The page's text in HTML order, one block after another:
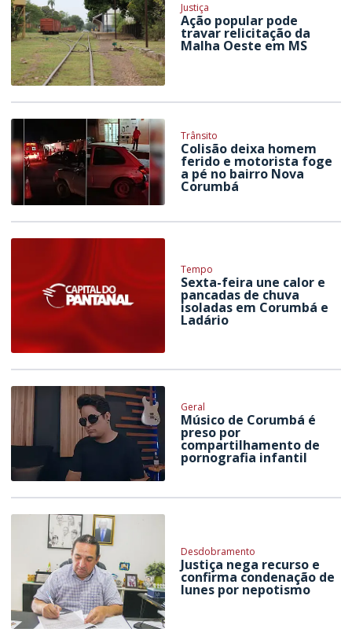
Justiça
Ação popular pode
travar relicitação da
Malha Oeste em MS
Trânsito
Colisão deixa homem
ferido e motorista foge
a pé no bairro Nova
Corumbá
Tempo
Sexta-feira une calor e
pancadas de chuva
isoladas em Corumbá e
Ladário
Geral
Músico de Corumbá é
preso por
compartilhamento de
pornografia infantil
Desdobramento
Justiça nega recurso e
confirma condenação de
Iunes por nepotismo